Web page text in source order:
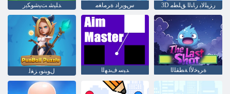
ﺪﻠﻴﺷ ﺖﻴﺷﻮﻜﻳﺭ ﺱﻮﻳﺭﺍﺩ ﺓﺮﻣﺎﻐﻣ 3D ﺭﺰﻴﻠﻟﺎﺑ ﺭﺎﻨﻟﺍ ﻖﻠﻄﻣ
ﻝﻮﺒﻧﻮﺑ ﺰﻐﻟ ﺪﻴﺳ ﻑﺪﻬﻟﺍ ﺓﺮﻴﺧﻷ ﺍ ﺔﻄﻘﻠﻟﺍ